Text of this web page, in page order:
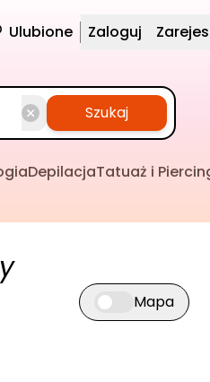
Ulubione Zaloguj
Szukaj
DepilacjaTatuaż i
Przełącz widok
Mapa